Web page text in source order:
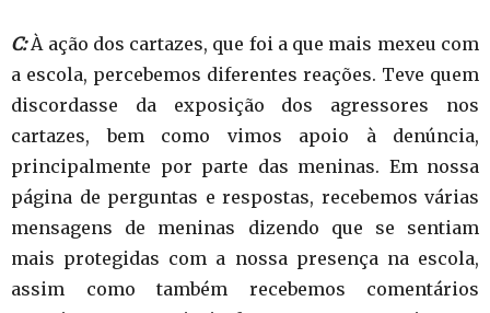
C:À ação dos cartazes, que foi a que mais mexeu com
a escola, percebemos diferentes reações. Teve quem
discordasse da exposição dos agressores nos
cartazes, bem como vimos apoio à denúncia,
principalmente por parte das meninas. Em nossa
página de perguntas e respostas, recebemos várias
mensagens de meninas dizendo que se sentiam
mais protegidas com a nossa presença na escola,
assim como também recebemos comentários